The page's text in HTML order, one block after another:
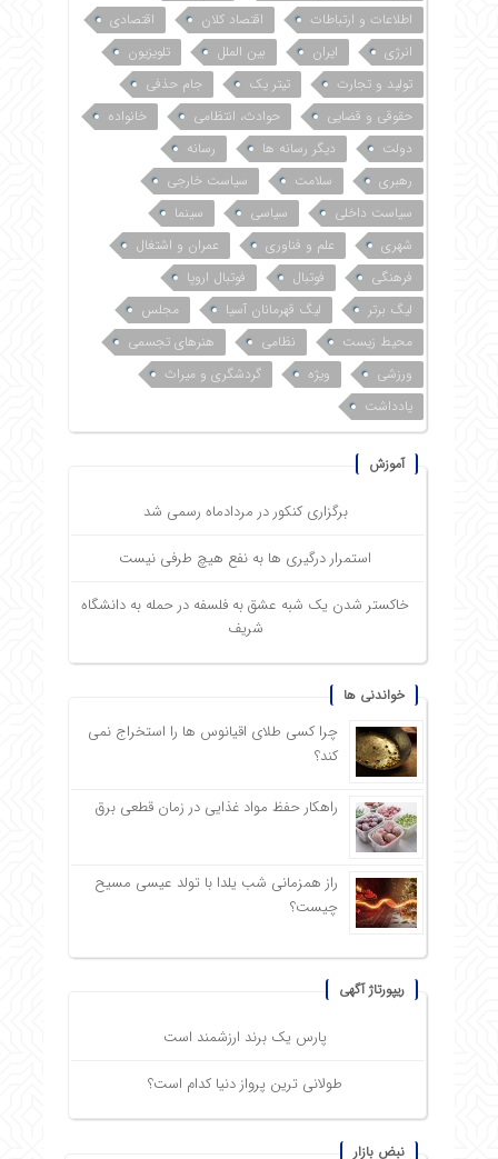
اطلاعات و ارتباطات
اقتصاد کلان
اقتصادی
انرژی
ایران بین الملل
تلویزیون
تولید و تجارت
تیتر یک
جام حذفی
حقوقی و قضایی
حوادث، انتظامی
خانواده
دولت
دیگر رسانه ها
رسانه
رهبری
سلامت
سیاست خارجی
سیاست داخلی
سیاسی
سینما
شهری
علم و فناوری
عمران و اشتغال
فرهنگی
فوتبال
فوتبال اروپا
لیگ برتر
لیگ قهرمانان آسیا
مجلس
محیط زیست
نظامی
هنرهای تجسمی
ورزشی
ویژه
گردشگری و میراث
یادداشت
آموزش
برگزاری کنکور در مردادماه رسمی شد
استمرار درگیری ها به نفع هیچ طرفی نیست
خاکستر شدن یک شبه عشق به فلسفه در حمله به دانشگاه
شریف
خواندنی ها
چرا کسی طلای اقیانوس ها را استخراج نمی
کند؟
راهکار حفظ مواد غذایی در زمان قطعی برق
راز همزمانی شب یلدا با تولد عیسی مسیح
چیست؟
ریپورتاژ آگهی
پارس یک برند ارزشمند است
طولانی ترین پرواز دنیا کدام است؟
نبض بازار